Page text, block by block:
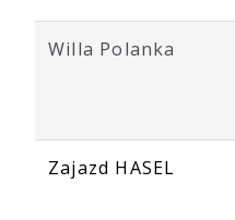
Willa Polanka
Zajazd HASEL